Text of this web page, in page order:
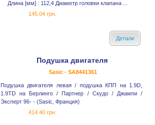
Длина [мм] : 112,4 Диаметр головки клапана ...
145.04 грн.
Детали
Подушка двигателя
Sasic - SA8441361
Подушка двигателя левая / подушка КПП на 1.9D,
1.9TD на Берлинго / Партнер / Скудо / Джампи /
Эксперт 96- - (Sasic, Франция)
414.40 грн.